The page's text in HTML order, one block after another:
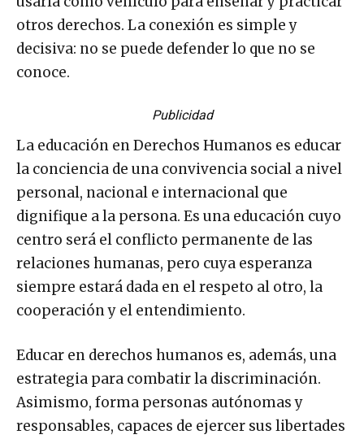
otros derechos. La conexión es simple y
decisiva: no se puede defender lo que no se
conoce.
Publicidad
La educación en Derechos Humanos es educar
la conciencia de una convivencia social a nivel
personal, nacional e internacional que
dignifique a la persona. Es una educación cuyo
centro será el conflicto permanente de las
relaciones humanas, pero cuya esperanza
siempre estará dada en el respeto al otro, la
cooperación y el entendimiento.
Educar en derechos humanos es, además, una
estrategia para combatir la discriminación.
Asimismo, forma personas autónomas y
responsables, capaces de ejercer sus libertades